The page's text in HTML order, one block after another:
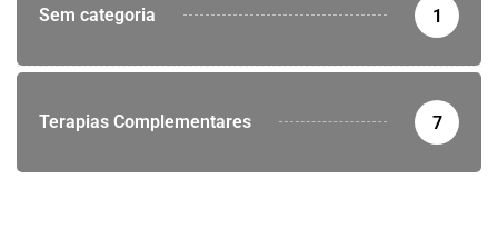
Sem categoria 1
Terapias Complementares 7